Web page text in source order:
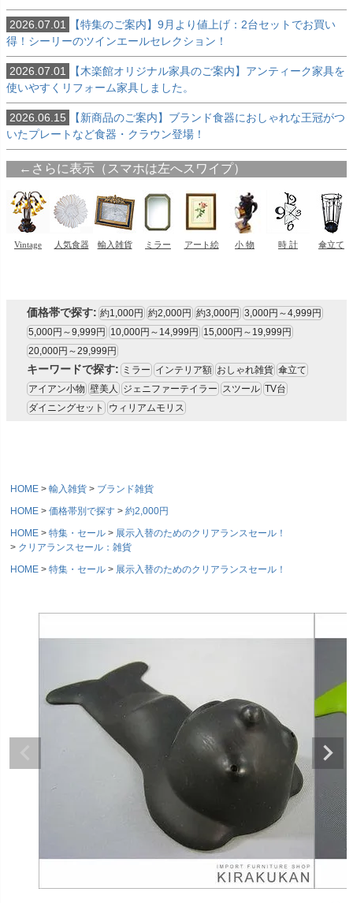
2026.07.01
【特集のご案内】9月より値上げ：2台セットでお買い
得！シーリーのツインエールセレクション！
2026.07.01
【木楽館オリジナル家具のご案内】アンティーク家具を
使いやすくリフォーム家具しました。
2026.06.15
【新商品のご案内】ブランド食器におしゃれな王冠がつ
いたプレートなど食器・クラウン登場！
価格帯で探す: 約1,000円 約2,000円 約3,000円 3,000円～4,999円
5,000円～9,999円
10,000円～14,999円
15,000円～19,999円
20,000円～29,999円
キーワードで探す: ミラー インテリア額 おしゃれ雑貨 傘立て
アイアン小物 壁美人 ジェニファーテイラー スツール TV台
ダイニングセット
ウィリアムモリス
HOME 輸入雑貨
ブランド雑貨
HOME
価格帯別で探す
約2,000円
HOME
特集・セール
展示入替のためのクリアランスセール！
クリアランスセール：雑貨
HOME
特集・セール 展示入替のためのクリアランスセール！